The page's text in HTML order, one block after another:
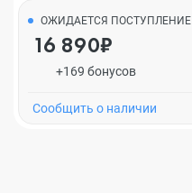
ОЖИДАЕТСЯ ПОСТУПЛЕНИЕ
16 890₽
+169 бонусов
Cообщить о наличии